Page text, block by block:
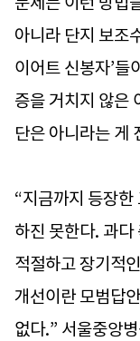
아니라 단지 보조
이어트 신봉자’들
증을 거치지 않은
단은 아니라는 게
“지금까지 등장
하진 못한다. 과다
적절하고 장기적
개선이란 모범답
없다.” 서울중앙